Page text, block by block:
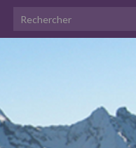
Search for: